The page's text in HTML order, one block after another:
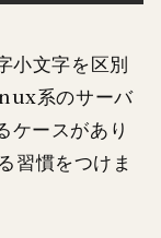
小文字を区別
系のサーバ
ケースがあり
習慣をつけま